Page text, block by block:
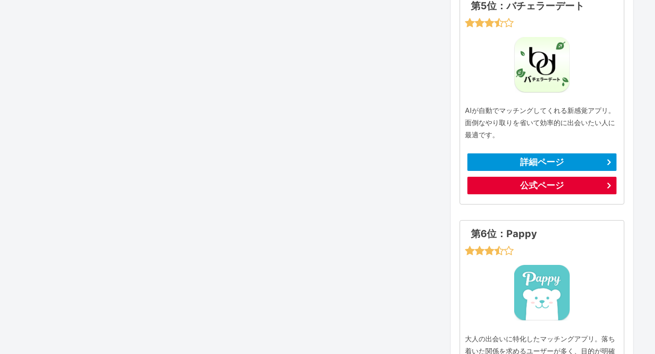
第5位：バチェラーデート
AIが自動でマッチングしてくれる新感覚アプリ。
面倒なやり取りを省いて効率的に出会いたい人に
最適です。
詳細ページ
公式ページ
第6位：Pappy
大人の出会いに特化したマッチングアプリ。落ち
着いた関係を求めるユーザーが多く、目的が明確